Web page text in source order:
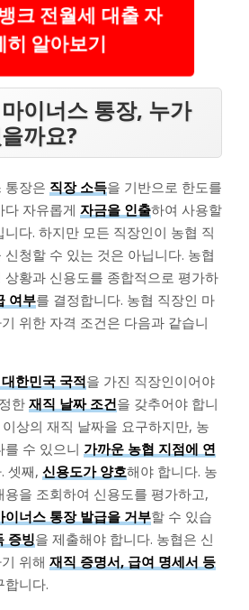
크 전월세 대출 자
히 알아보기
이너스 통장, 누가
까요?
통장은 직장 소득을 기반으로 한도를
다 자유롭게 자금을 인출하여 사용할
다. 하지만 모든 직장인이 농협 직
청할 수 있는 것은 아닙니다. 농협
상황과 신용도를 종합적으로 평가하
여부를 결정합니다. 농협 직장인 마
위한 자격 조건은 다음과 같습니
한민국 국적을 가진 직장인이어야
한 재직 날짜 조건을 갖추어야 합니
상의 재직 날짜을 요구하지만, 농
를 수 있으니 가까운 농협 지점에 연
셋째, 신용도가 양호해야 합니다. 농
을 조회하여 신용도를 평가하고,
이너스 통장 발급을 거부할 수 있습
증빙을 제출해야 합니다. 농협은 신
위해 재직 증명서, 급여 명세서 등
합니다.